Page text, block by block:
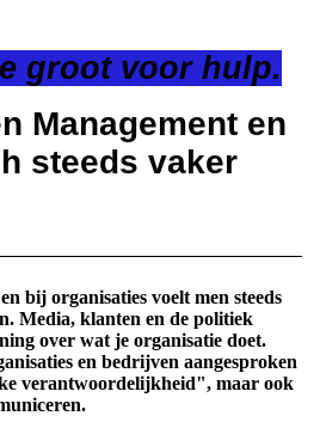
groot voor hulp.
Management en
steeds vaker
bij organisaties voelt men steeds
Media, klanten en de politiek
over wat je organisatie doet.
en bedrijven aangesproken
verantwoordelijkheid", maar ook